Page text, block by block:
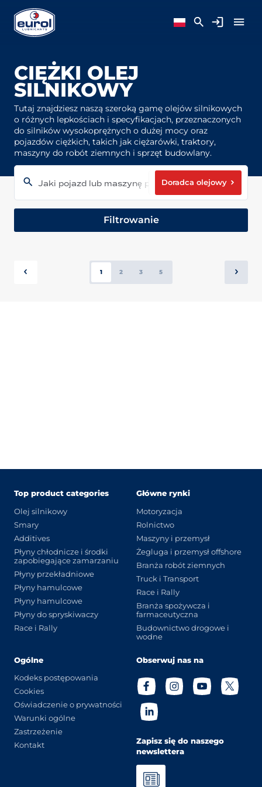
CIĘŻKI OLEJ
SILNIKOWY
Tutaj znajdziesz naszą szeroką gamę olejów silnikowych
o różnych lepkościach i specyfikacjach, przeznaczonych
do silników wysokoprężnych o dużej mocy oraz
pojazdów ciężkich, takich jak ciężarówki, traktory,
maszyny do robót ziemnych i sprzęt budowlany.
Jaki pojazd lub maszynę posiadasz?Doradca olejowy
Filtrowanie
1 2 3 5
Top product categories
Olej silnikowy
Smary
Additives
Płyny chłodnicze i środki
zapobiegające zamarzaniu
Płyny przekładniowe
Płyny hamulcowe
Płyny hamulcowe
Płyny do spryskiwaczy
Race i Rally
Główne rynki
Motoryzacja
Rolnictwo
Maszyny i przemysł
Żegluga i przemysł offshore
Branża robót ziemnych
Truck i Transport
Race i Rally
Branża spożywcza i
farmaceutyczna
Budownictwo drogowe i
wodne
Ogólne
Kodeks postępowania
Cookies
Oświadczenie o prywatności
Warunki ogólne
Zastrzeżenie
Kontakt
Obserwuj nas na
Zapisz się do naszego
newslettera